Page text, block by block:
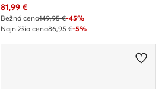
Aktuálna cena
81,99€
Bežná cena149,95 €-45%
Najnižšia cena86,95 €-5%